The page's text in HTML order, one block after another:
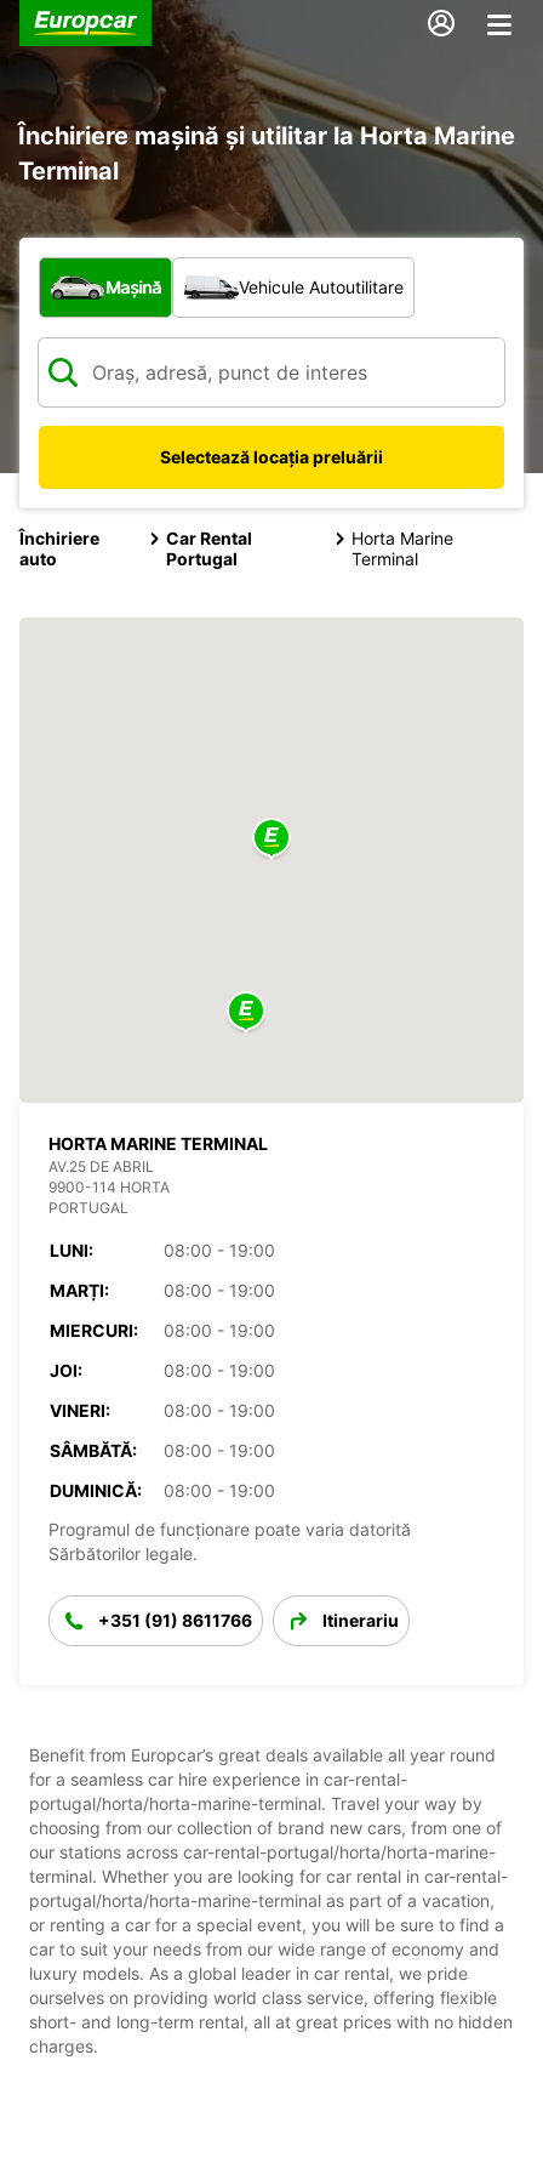
Închiriere mașină și utilitar la Horta Marine
Terminal
Ce tip de vehicul?
Mașină Vehicule Autoutilitare
Selectează locația preluării
Închiriere
auto
Car Rental
Portugal
Horta Marine
Terminal
HORTA MARINE TERMINAL
AV.25 DE ABRIL
9900-114 HORTA
PORTUGAL
LUNI:
08:00 - 19:00
MARȚI:
08:00 - 19:00
MIERCURI:
08:00 - 19:00
JOI:
08:00 - 19:00
VINERI:
08:00 - 19:00
SÂMBĂTĂ:
08:00 - 19:00
DUMINICĂ:
08:00 - 19:00
Programul de funcționare poate varia datorită
Sărbătorilor legale.
+351 (91) 8611766 Itinerariu
Benefit from Europcar’s great deals available all year round
for a seamless car hire experience in car-rental-
portugal/horta/horta-marine-terminal. Travel your way by
choosing from our collection of brand new cars, from one of
our stations across car-rental-portugal/horta/horta-marine-
terminal. Whether you are looking for car rental in car-rental-
portugal/horta/horta-marine-terminal as part of a vacation,
or renting a car for a special event, you will be sure to find a
car to suit your needs from our wide range of economy and
luxury models. As a global leader in car rental, we pride
ourselves on providing world class service, offering flexible
short- and long-term rental, all at great prices with no hidden
charges.